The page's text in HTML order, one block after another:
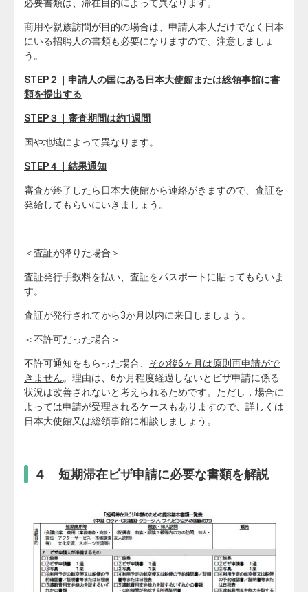
必要書類は、滞在目的によって異なります。
商用や親族訪問が目的の場合は、申請人本人だけでなく日本
にいる招聘人の書類も必要になりますので、注意しましょ
う。
STEP２｜申請人の国にある日本大使館または総領事館に書
類を提出する
STEP３｜審査期間は約1週間
国や地域によって異なります。
STEP４｜結果通知
審査が終了したら日本大使館から連絡がきますので、査証を
発給してもらいにいきましょう。
＜査証が降りた場合＞
査証発行手数料を払い、査証をパスポートに貼ってもらいま
す。
査証が発行されてから3か月以内に来日しましょう。
＜不許可だった場合＞
不許可通知をもらった場合、 その後6ヶ月は原則再申請がで
きません。理由は、6か月程度経過しないとビザ申請に係る
状況は改善されないと考えられるためです。ただし，場合に
よっては申請が受理されるケースもありますので、詳しくは
日本大使館又は総領事館に相談しましょう。
４ 短期滞在ビザ申請に必要な書類を解説